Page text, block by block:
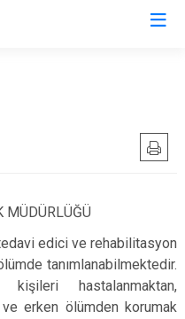
Seferihisar
Selçuk
Tire
Torbalı
MÜDÜRLÜĞÜ
edici ve rehabilitasyon
tanımlanabilmektedir.
hastalanmaktan,
erken ölümden korumak